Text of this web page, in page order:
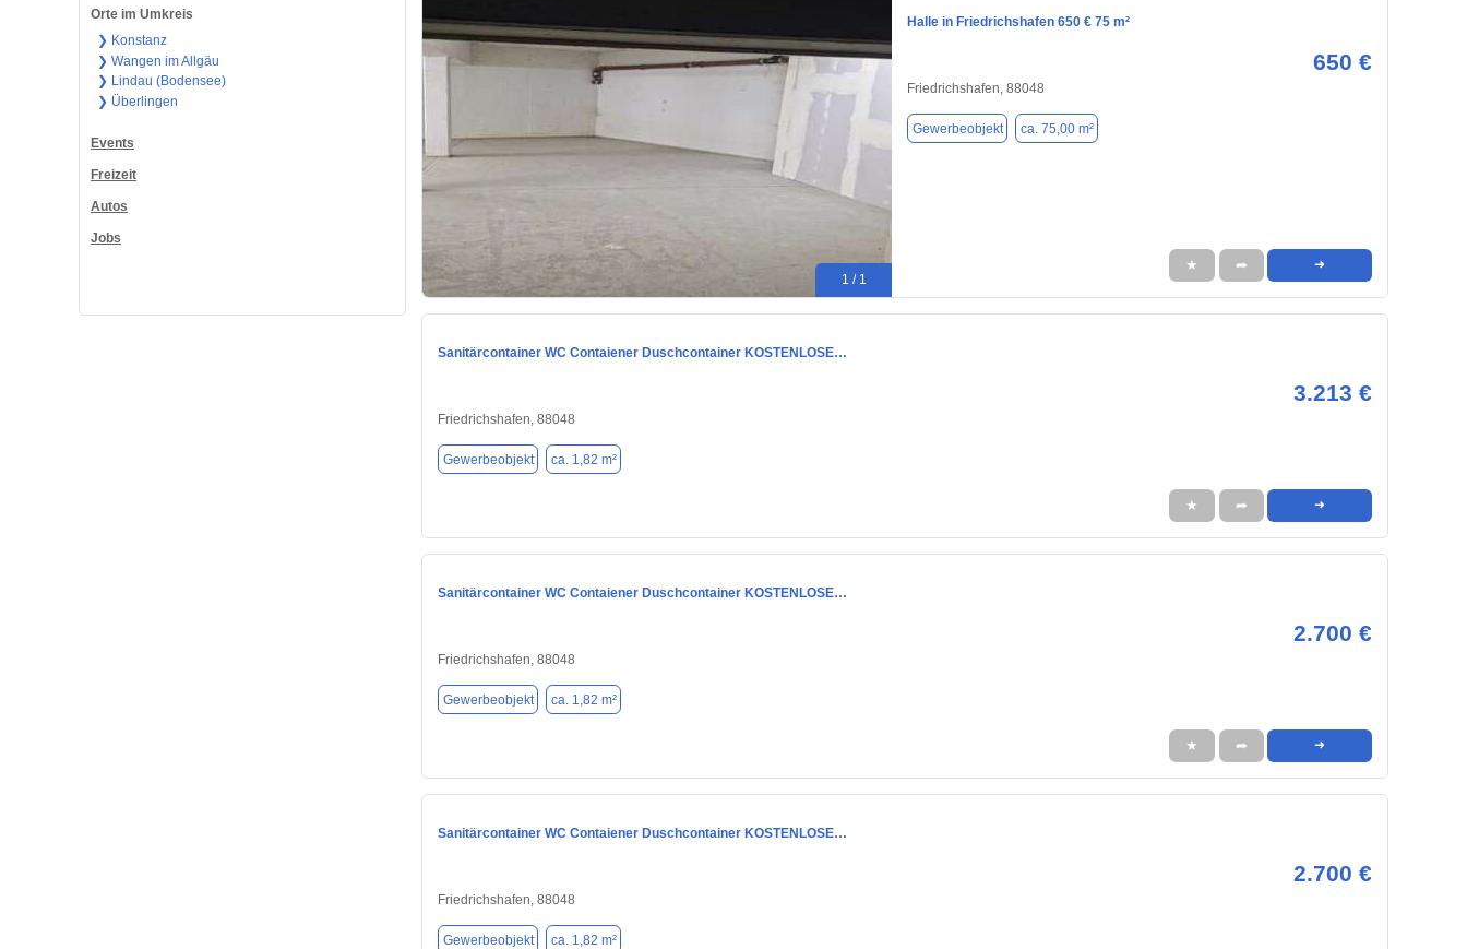
Orte im Umkreis
❯ Konstanz
❯ Wangen im Allgäu
❯ Lindau (Bodensee)
❯ Überlingen
Events
Freizeit
Autos
Jobs
1 / 1
Halle in Friedrichshafen 650 € 75 m²
650 €
Friedrichshafen, 88048
Gewerbeobjekt ca. 75,00 m²
★ ➦ ➜
Sanitärcontainer WC Contaiener Duschcontainer KOSTENLOSE…
3.213 €
Friedrichshafen, 88048
Gewerbeobjekt ca. 1,82 m²
★ ➦ ➜
Sanitärcontainer WC Contaiener Duschcontainer KOSTENLOSE…
2.700 €
Friedrichshafen, 88048
Gewerbeobjekt ca. 1,82 m²
★ ➦ ➜
Sanitärcontainer WC Contaiener Duschcontainer KOSTENLOSE…
2.700 €
Friedrichshafen, 88048
Gewerbeobjekt ca. 1,82 m²